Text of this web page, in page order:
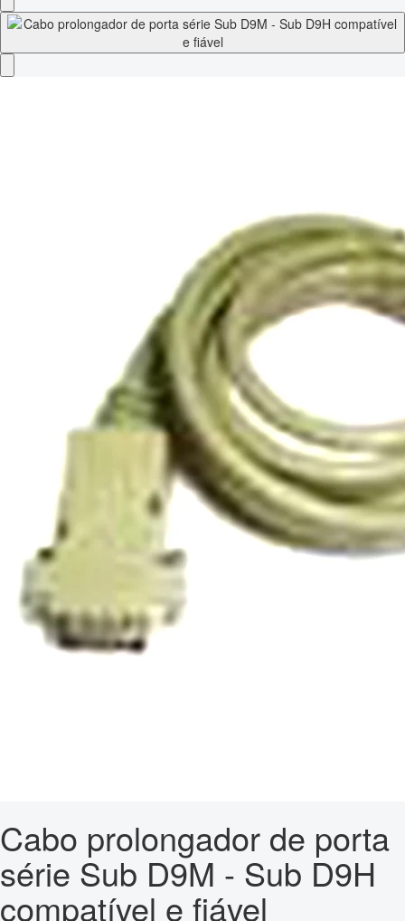
Cabo prolongador de porta
série Sub D9M - Sub D9H
compatível e fiável